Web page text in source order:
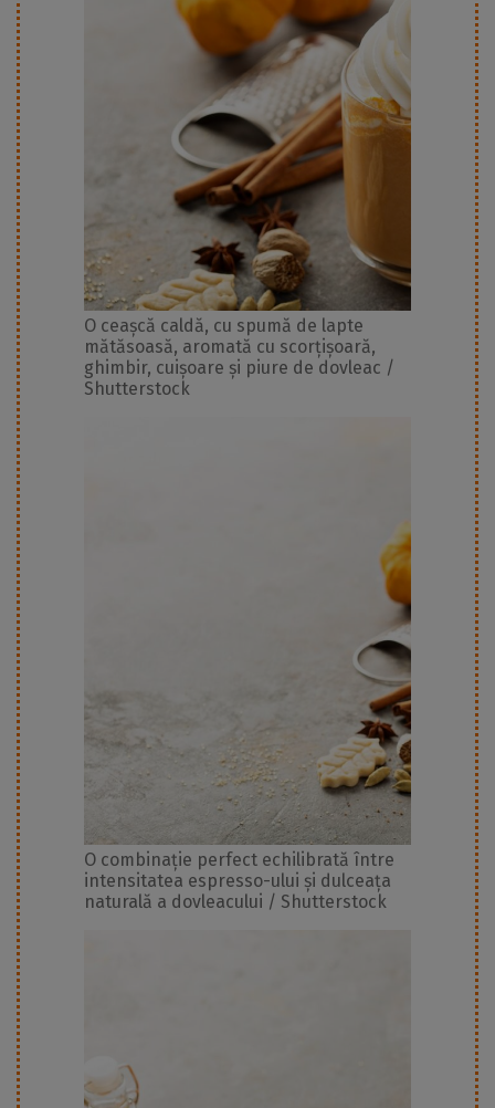
O ceașcă caldă, cu spumă de lapte
mătăsoasă, aromată cu scorțișoară,
ghimbir, cuișoare și piure de dovleac /
Shutterstock
O combinație perfect echilibrată între
intensitatea espresso-ului și dulceața
naturală a dovleacului / Shutterstock